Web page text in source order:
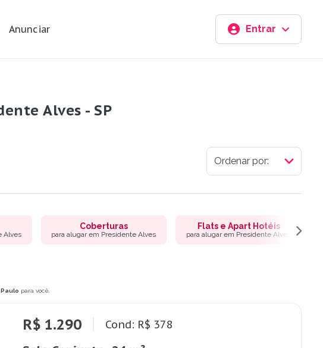
Anunciar Entrar
Alves - SP
Alves
Coberturas
para alugar em Presidente Alves
Flats e Apart Hotéis
para alugar em Presidente Alves
Paulo para você.
R$ 1.290 Cond: R$ 378